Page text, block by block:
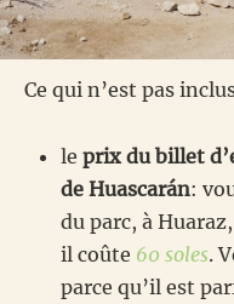
Ce qui n’est pas
le prix du billet
de Huascarán:
du parc, à
il coûte 60 soles.
parce qu’il est